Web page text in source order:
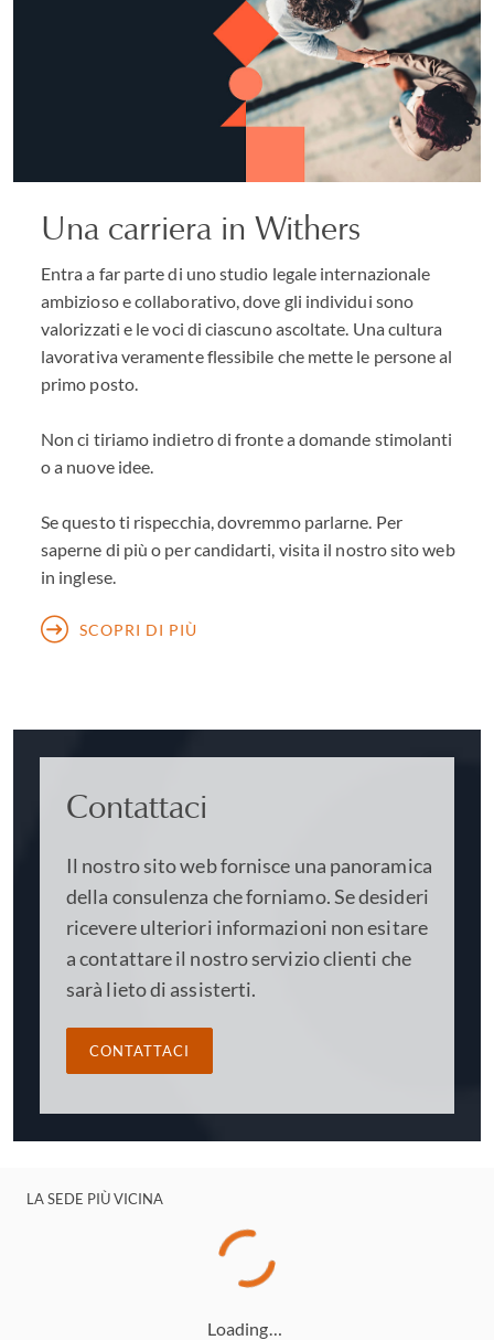
Una carriera in Withers
Entra a far parte di uno studio legale internazionale
ambizioso e collaborativo, dove gli individui sono
valorizzati e le voci di ciascuno ascoltate. Una cultura
lavorativa veramente flessibile che mette le persone al
primo posto.
Non ci tiriamo indietro di fronte a domande stimolanti
o a nuove idee.
Se questo ti rispecchia, dovremmo parlarne. Per
saperne di più o per candidarti, visita il nostro sito web
in inglese.
SCOPRI DI PIÙ
Contattaci
Il nostro sito web fornisce una panoramica
della consulenza che forniamo. Se desideri
ricevere ulteriori informazioni non esitare
a contattare il nostro servizio clienti che
sarà lieto di assisterti.
CONTATTACI
LA SEDE PIÙ VICINA
Loading…